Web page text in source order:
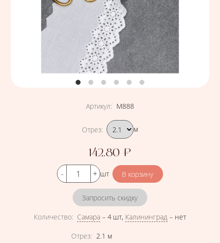
Артикул: М888
Подобрать вариант
Отрез: м
Цена
142.80 ₽
Кол-во шт
Запросить скидку
Количество: Самара –4 шт, Калининград – нет
Характеристики
Отрез: 2.1 м